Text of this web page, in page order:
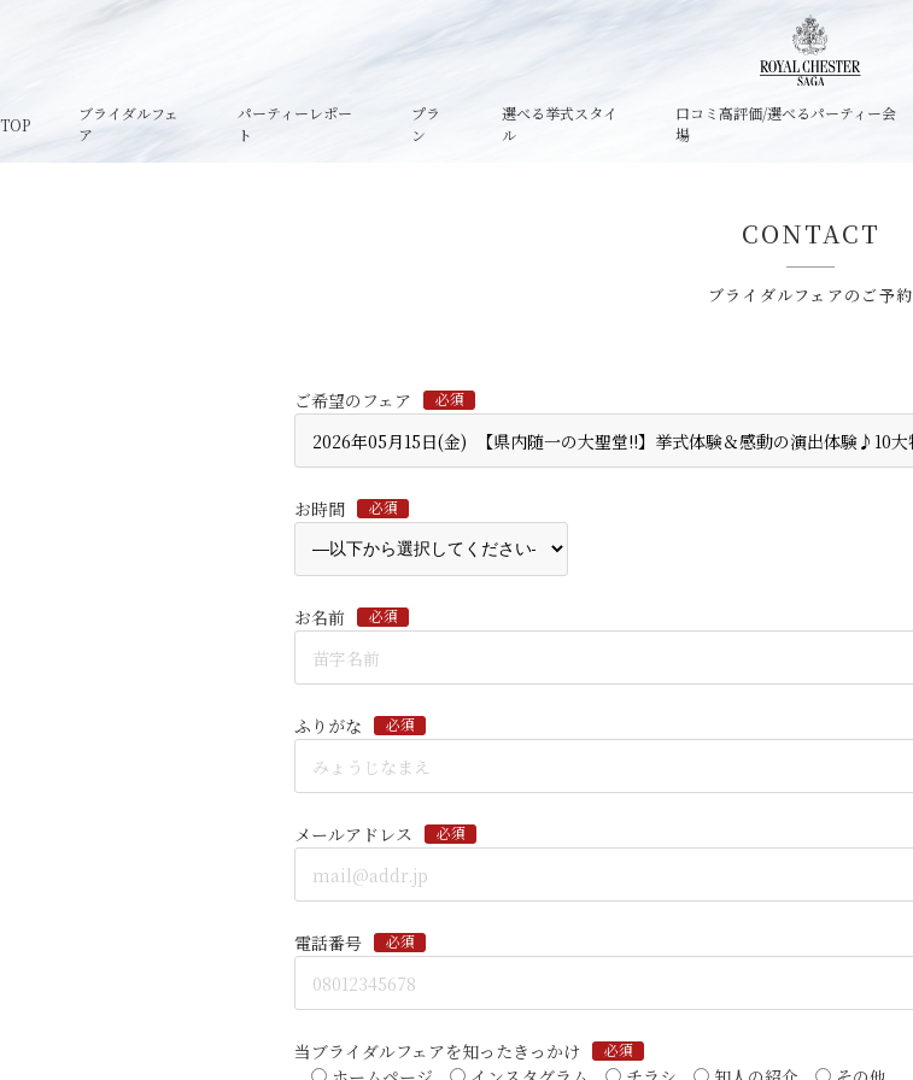
TOP
ブライダルフェ
ア
パーティーレポー
ト
プラ
ン
選べる挙式スタイ
ル
口コミ高評価/選べるパーティー会
場
CONTACT
ブライダルフェアのご予約
ご希望のフェア 必須
お時間 必須
お名前 必須
ふりがな 必須
メールアドレス 必須
電話番号 必須
当ブライダルフェアを知ったきっかけ 必須